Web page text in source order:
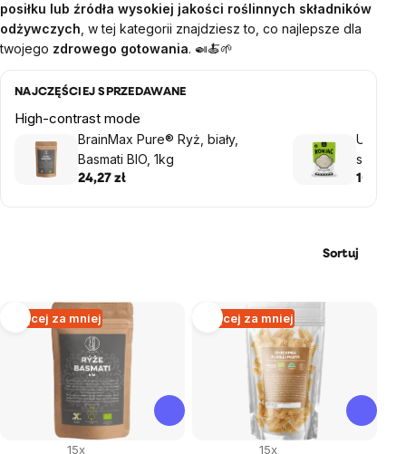
posiłku lub źródła wysokiej jakości roślinnych składników
odżywczych , w tej kategorii znajdziesz to, co najlepsze dla
twojego zdrowego gotowania. 🍛🍝🌱
NAJCZĘŚCIEJ SPRZEDAWANE
High-contrast mode
BrainMax Pure® Ryż, biały,
Basmati BIO, 1kg
24,27 zł
USUI
10,30 zł
Sortuj
Lista
produktów
Więcej za mniej
15x
Więcej za mniej
15x